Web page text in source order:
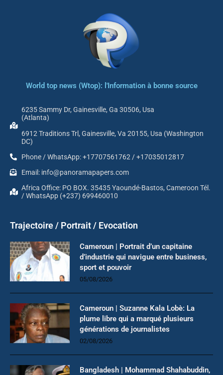
World top news (Wtop): l'Information à bonne source
6235 Sammy Dr, Gainesville, Ga 30506, Usa
(Atlanta)
6912 Traditions Trl, Gainesville, Va 20155, Usa (Washington
DC)
Phone / WhatsApp: +17707561762 / +17035012817
Email: info@panoramapapers.com
Africa Office: PO BOX. 35435 Yaoundé-Bastos, Cameroon Tél.
/ WhatsApp (+237) 699460010
Trajectoire / Portrait / Evocation
Cameroun | Portrait d’un capitaine
d’industrie qui navigue entre business,
sport et pouvoir
05/08/2026
Cameroun | Suzanne Kala Lobè: La
plume libre qui a marqué plusieurs
générations de journalistes
02/08/2026
Bangladesh | Mohammad Shahabuddin,